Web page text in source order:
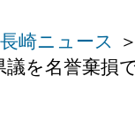
長崎ニュース
議を名誉棄損